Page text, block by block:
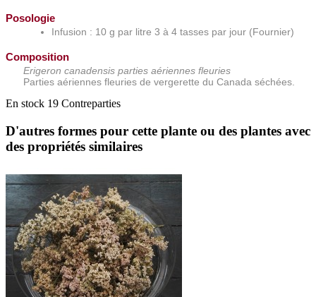
Posologie
Infusion : 10 g par litre 3 à 4 tasses par jour (Fournier)
Composition
Erigeron canadensis parties aériennes fleuries
Parties aériennes fleuries de vergerette du Canada séchées.
En stock 19 Contreparties
D'autres formes pour cette plante ou des plantes avec
des propriétés similaires